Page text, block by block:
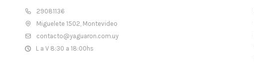
29081136
Miguelete 1502, Montevideo
contacto@yaguaron.com.uy
L a V 8:30 a 18:00hs